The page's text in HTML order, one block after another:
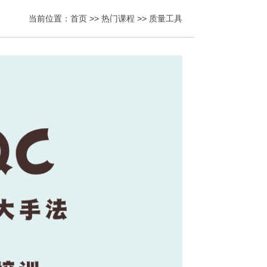
当前位置： 首页 >> 热门课程 >> 质量工具